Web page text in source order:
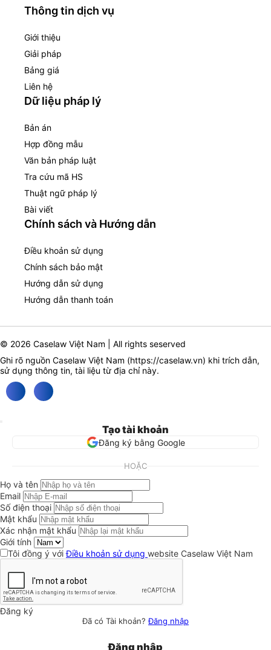
Thông tin dịch vụ
Giới thiệu
Giải pháp
Bảng giá
Liên hệ
Dữ liệu pháp lý
Bản án
Hợp đồng mẫu
Văn bản pháp luật
Tra cứu mã HS
Thuật ngữ pháp lý
Bài viết
Chính sách và Hướng dẫn
Điều khoản sử dụng
Chính sách bảo mật
Hướng dẫn sử dụng
Hướng dẫn thanh toán
© 2026 Caselaw Việt Nam | All rights seserved
Ghi rõ nguồn Caselaw Việt Nam (https://caselaw.vn) khi trích dẫn,
sử dụng thông tin, tài liệu từ địa chỉ này.
Tạo tài khoản
Đăng ký bằng Google
HOẶC
Họ và tên
Email
Số điện thoại
Mật khẩu
Xác nhận mật khẩu
Giới tính
Tôi đồng ý vớiĐiều khoản sử dụng website Caselaw Việt Nam
Đăng ký
Đã có Tài khoản?Đăng nhập
Đăng nhập